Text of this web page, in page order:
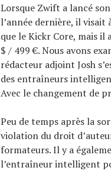
Lorsque Zwift a lancé
l’année dernière, il
que le Kickr Core, mais
$ / 499 €. Nous avons
rédacteur adjoint Josh
des entraîneurs
Avec le changement de
Peu de temps après la
violation du droit
formateurs. Il y a
l’entraîneur intelligent